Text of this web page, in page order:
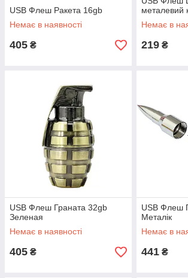
USB Флеш Ракета 16gb
Немає в наявності
405 ₴
металевий
Немає в
219 ₴
USB Флеш Граната 32gb
Зеленая
Немає в наявності
405 ₴
USB Флеш
Металік
Немає в
441 ₴